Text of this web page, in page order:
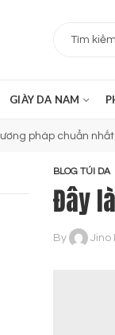
GIÀY DA NAM
pháp chuẩn
BLOG TÚI DA
Đây
By Jino